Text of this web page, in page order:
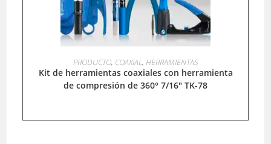
LEER MÁS
PRODUCTO, COAXIAL, HERRAMIENTAS
Kit de herramientas coaxiales con herramienta
de compresión de 360° 7/16″ TK-78